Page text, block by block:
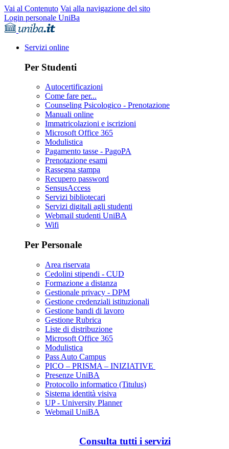
Vai al Contenuto Vai alla navigazione del sito
Login personale UniBa
Servizi online
Per Studenti
Autocertificazioni
Come fare per...
Counseling Psicologico - Prenotazione
Manuali online
Immatricolazioni e iscrizioni
Microsoft Office 365
Modulistica
Pagamento tasse - PagoPA
Prenotazione esami
Rassegna stampa
Recupero password
SensusAccess
Servizi bibliotecari
Servizi digitali agli studenti
Webmail studenti UniBA
Wifi
Per Personale
Area riservata
Cedolini stipendi - CUD
Formazione a distanza
Gestionale privacy - DPM
Gestione credenziali istituzionali
Gestione bandi di lavoro
Gestione Rubrica
Liste di distribuzione
Microsoft Office 365
Modulistica
Pass Auto Campus
PICO – PRISMA – INIZIATIVE
Presenze UniBA
Protocollo informatico (Titulus)
Sistema identità visiva
UP - University Planner
Webmail UniBA
Consulta tutti i servizi